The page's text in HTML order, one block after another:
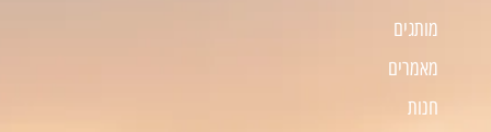
מותגים
מאמרים
חנות